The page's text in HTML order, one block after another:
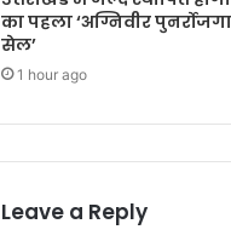
का पहला ‘अग्निवीर
सेल’
1 hour ago
Leave a Reply